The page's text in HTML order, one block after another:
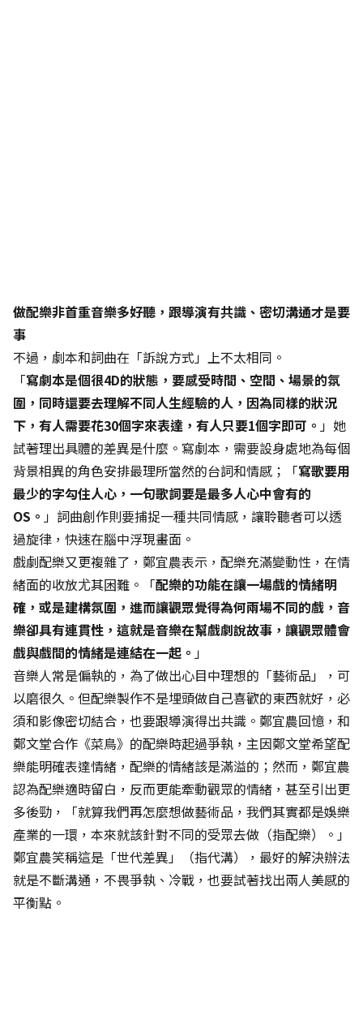
做配樂非首重音樂多好聽，跟導演有共識、密切溝通才是要
事
不過，劇本和詞曲在「訴說方式」上不太相同。
「寫劇本是個很4D的狀態，要感受時間、空間、場景的氛
圍，同時還要去理解不同人生經驗的人，因為同樣的狀況
下，有人需要花30個字來表達，有人只要1個字即可。 」她
試著理出具體的差異是什麼。寫劇本，需要設身處地為每個
背景相異的角色安排最理所當然的台詞和情感；「寫歌要用
最少的字勾住人心，一句歌詞要是最多人心中會有的
OS。 」詞曲創作則要捕捉一種共同情感，讓聆聽者可以透
過旋律，快速在腦中浮現畫面。
戲劇配樂又更複雜了，鄭宜農表示，配樂充滿變動性，在情
緒面的收放尤其困難。「配樂的功能在讓一場戲的情緒明
確，或是建構氛圍，進而讓觀眾覺得為何兩場不同的戲，音
樂卻具有連貫性，這就是音樂在幫戲劇說故事，讓觀眾體會
戲與戲間的情緒是連結在一起。 」
音樂人常是偏執的，為了做出心目中理想的「藝術品」，可
以磨很久。但配樂製作不是埋頭做自己喜歡的東西就好，必
須和影像密切結合，也要跟導演得出共識。鄭宜農回憶，和
鄭文堂合作《菜鳥》的配樂時起過爭執，主因鄭文堂希望配
樂能明確表達情緒，配樂的情緒該是滿溢的；然而，鄭宜農
認為配樂適時留白，反而更能牽動觀眾的情緒，甚至引出更
多後勁，「就算我們再怎麼想做藝術品，我們其實都是娛樂
產業的一環，本來就該針對不同的受眾去做（指配樂）。」
鄭宜農笑稱這是「世代差異」（指代溝），最好的解決辦法
就是不斷溝通，不畏爭執、冷戰，也要試著找出兩人美感的
平衡點。